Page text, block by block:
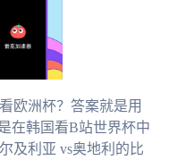
欧洲杯？答案就是用
在韩国看B站世界杯中
及利亚 vs奥地利的比